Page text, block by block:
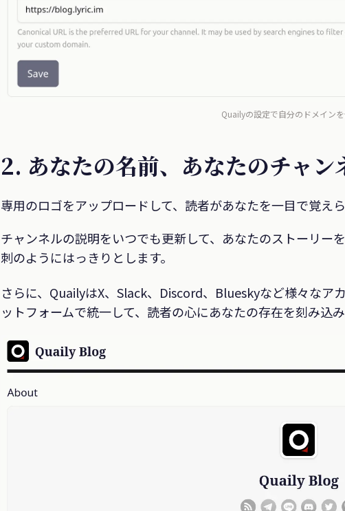
Quailyの設定で自分のドメイン
2. あなたの名前、あなたのチャン
専用のロゴをアップロードして、読者があなたを一目で覚え
チャンネルの説明をいつでも更新して、あなたのストーリー
刺のようにはっきりとします。
さらに、QuailyはX、Slack、Discord、Blueskyなど様々なア
ットフォームで統一して、読者の心にあなたの存在を刻み込み